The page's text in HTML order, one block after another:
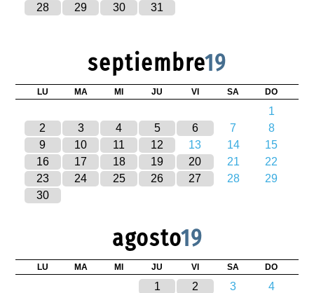
28
29 30 31
septiembre19
LU MA MI JU VI SA DO
1
2
3 4 5 6 7
8
9
10 11 12 13 14
15
16
17 18 19 20 21
22
23
24 25 26 27 28
29
30
agosto19
LU MA MI JU VI SA DO
1 2 3
4